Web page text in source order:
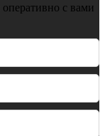
с вами